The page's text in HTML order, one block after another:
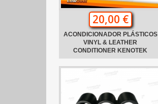
20,00 €
ACONDICIONADOR PLÁSTICOS
VINYL & LEATHER
CONDITIONER KENOTEK